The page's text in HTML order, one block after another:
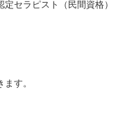
セラピスト（民間資格）
す。